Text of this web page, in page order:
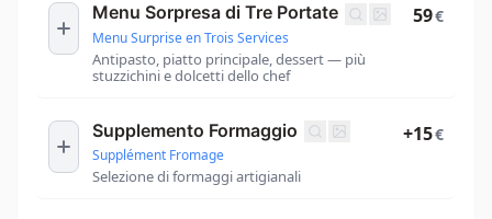
Menu Sorpresa di Tre Portate
Menu Surprise en Trois Services
Antipasto, piatto principale, dessert — più
stuzzichini e dolcetti dello chef
59€
Supplemento Formaggio
Supplément Fromage
Selezione di formaggi artigianali
+15€